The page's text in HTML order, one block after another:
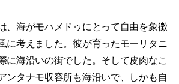
、海がモハメドゥにとって自由を象徴
に考えました。彼が育ったモーリタニ
に海沿いの街でした。そして皮肉なこ
ンタナモ収容所も海沿いで、しかも自